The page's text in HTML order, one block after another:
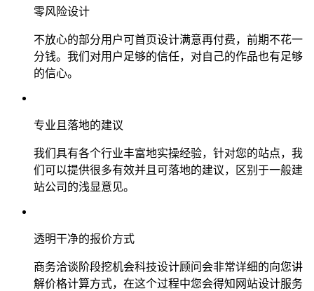
零风险设计
不放心的部分用户可首页设计满意再付费，前期不花一
分钱。我们对用户足够的信任，对自己的作品也有足够
的信心。
专业且落地的建议
我们具有各个行业丰富地实操经验，针对您的站点，我
们可以提供很多有效并且可落地的建议，区别于一般建
站公司的浅显意见。
透明干净的报价方式
商务洽谈阶段挖机会科技设计顾问会非常详细的向您讲
解价格计算方式，在这个过程中您会得知网站设计服务